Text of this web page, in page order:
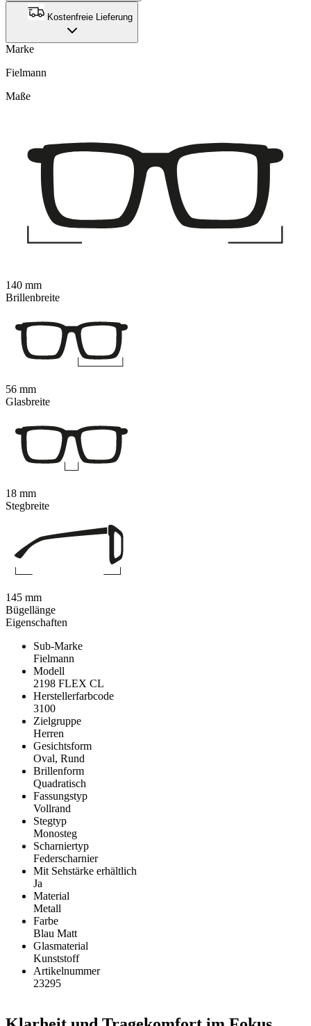
Kostenfreie Lieferung
Marke
Fielmann
Eigenschaften
Sub-Marke
Fielmann
Modell
2198 FLEX CL
Herstellerfarbcode
3100
Zielgruppe
Herren
Gesichtsform
Oval, Rund
Brillenform
Quadratisch
Fassungstyp
Vollrand
Stegtyp
Monosteg
Scharniertyp
Federscharnier
Mit Sehstärke erhältlich
Ja
Material
Metall
Farbe
Blau Matt
Glasmaterial
Kunststoff
Artikelnummer
23295
Maße
140 mm
Brillenbreite
56 mm
Glasbreite
18 mm
Stegbreite
145 mm
Bügellänge